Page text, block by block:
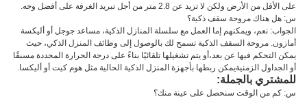
على الأقل من الأرض ولكن لا تزيد عن 2.8 متر من أجل تبريد الغرفة على أفضل وجه.
س: هل هناك مروحة سقف ذكية؟
الجواب: نعم، ويمكنهم إما العمل مع سلسلة المنازل الذكية، مساعد جوجل أو أليكسة
أمازون. مروحة السقف الذكية تسمح لك بالوصول إلى وظائف المنزل الذكي، حيث
يمكن التحكم فيها عن بعد،أو يتم تشغيلها تلقائيًا بناءً على درجة الحرارة المحددة مسبقًا
أو الجداول الزمنيةيمكن ربطها بأجهزة المنزل الذكية الحالية مثل هوم كيت أو أليكسا.
للمشتري بالجملة:
س: كم من الوقت سنحصل على عينة منك؟